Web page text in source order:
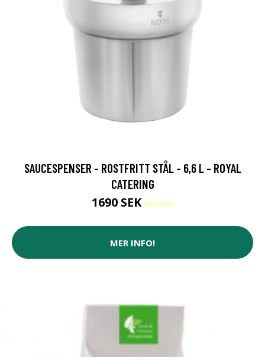
SAUCESPENSER - ROSTFRITT STÅL - 6,6 L - ROYAL
CATERING
1690 SEK2090 SEK
MER INFO!